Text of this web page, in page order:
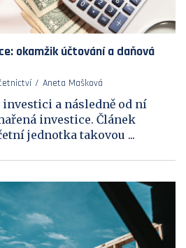
okamžik účtování a daňová
Aneta Mašková
a následně od ní
investice. Článek
jednotka takovou ...